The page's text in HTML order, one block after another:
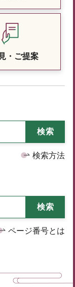
・ご提案
検索方法
ページ番号とは